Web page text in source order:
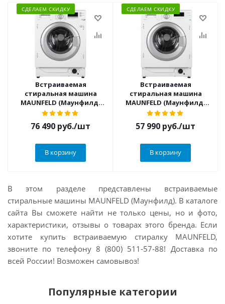
СДЕЛАЕМ СКИДКУ
Встраиваемая
стиральная машина
MAUNFELD (Маунфилд)
MBWM1486S
76 490 руб./шт
В корзину
СДЕЛАЕМ СКИДКУ
Встраиваемая
стиральная машина
MAUNFELD (Маунфилд)
MBWM148S
57 990 руб./шт
В корзину
В этом разделе представлены встраиваемые
стиральные машины MAUNFELD (Маунфилд). В каталоге
сайта Вы сможете найти не только цены, но и фото,
характеристики, отзывы о товарах этого бренда. Если
хотите
купить встраиваемую стиралку MAUNFELD,
звоните по телефону 8 (800) 511-57-88! Доставка по
всей России! Возможен самовывоз!
Популярные категории